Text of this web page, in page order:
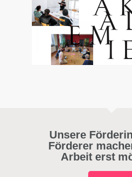
Unsere
Förderer
Arbeit erst